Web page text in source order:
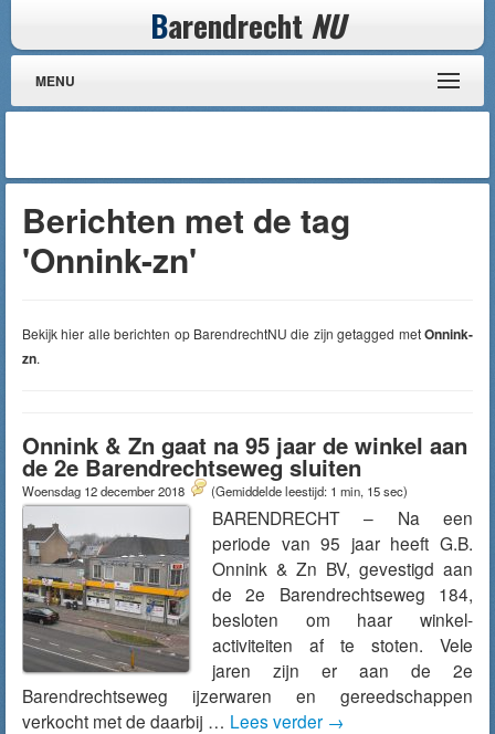
Barendrecht NU
MENU
Berichten met de tag
'Onnink-zn'
Bekijk hier alle berichten op BarendrechtNU die zijn getagged metOnnink-
zn.
Onnink & Zn gaat na 95 jaar de winkel aan
de 2e Barendrechtseweg sluiten
Woensdag 12 december 2018 (Gemiddelde leestijd: 1 min, 15 sec)
BARENDRECHT – Na een
periode van 95 jaar heeft G.B.
Onnink & Zn BV, gevestigd aan
de 2e Barendrechtseweg 184,
besloten om haar winkel-
activiteiten af te stoten. Vele
jaren zijn er aan de 2e
Barendrechtseweg ijzerwaren en gereedschappen
verkocht met de daarbij … Lees verder →